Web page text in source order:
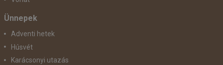
Ünnepek
Adventi hetek
Húsvét
Karácsonyi utazás